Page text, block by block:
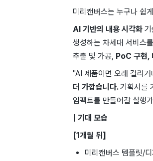
미리캔버스는 누구나 ​쉽
AI ​기반의 ​내용 ​시각화
생성하는 차세대 서비스
추출 및 가공, PoC 구현,
"AI 제품이면 오래 걸리
더 가깝습니다.기획서를
임팩트를 만들어갈 실행
| 기대 모습
[1개월 뒤]
미리캔버스 템플릿/